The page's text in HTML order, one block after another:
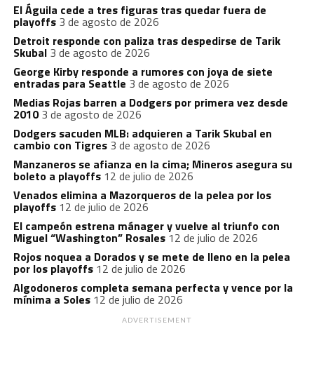
El Águila cede a tres figuras tras quedar fuera de
playoffs 3 de agosto de 2026
Detroit responde con paliza tras despedirse de Tarik
Skubal 3 de agosto de 2026
George Kirby responde a rumores con joya de siete
entradas para Seattle 3 de agosto de 2026
Medias Rojas barren a Dodgers por primera vez desde
2010 3 de agosto de 2026
Dodgers sacuden MLB: adquieren a Tarik Skubal en
cambio con Tigres 3 de agosto de 2026
Manzaneros se afianza en la cima; Mineros asegura su
boleto a playoffs 12 de julio de 2026
Venados elimina a Mazorqueros de la pelea por los
playoffs 12 de julio de 2026
El campeón estrena mánager y vuelve al triunfo con
Miguel “Washington” Rosales 12 de julio de 2026
Rojos noquea a Dorados y se mete de lleno en la pelea
por los playoffs 12 de julio de 2026
Algodoneros completa semana perfecta y vence por la
mínima a Soles 12 de julio de 2026
ADVERTISEMENT